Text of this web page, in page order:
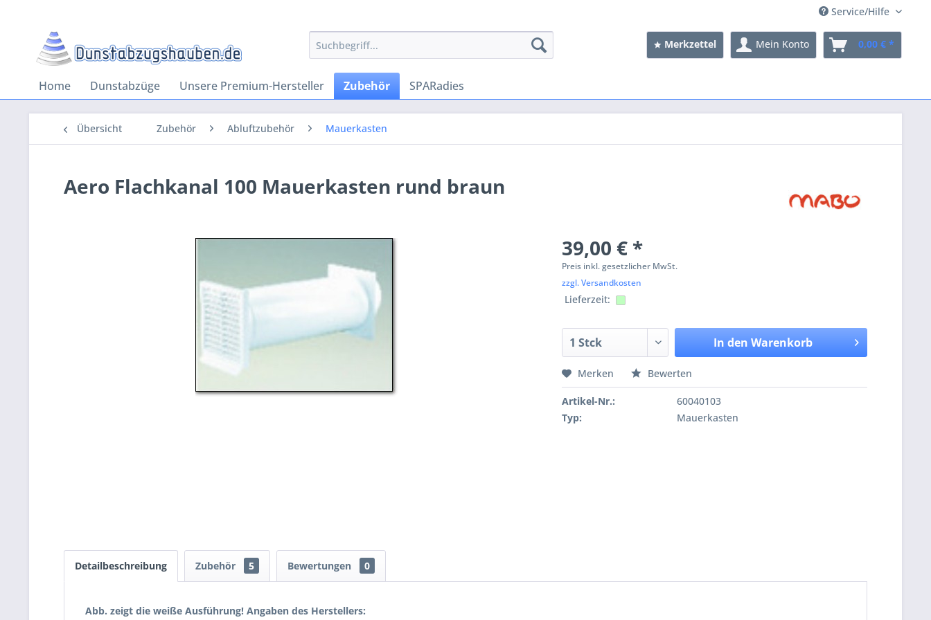
Service/Hilfe
Merkzettel Mein Konto 0,00 € *
Home Dunstabzüge Unsere Premium-Hersteller Zubehör SPARadies
Übersicht Zubehör Abluftzubehör Mauerkasten
Aero Flachkanal 100 Mauerkasten rund braun
39,00 € *
Preis inkl. gesetzlicher MwSt.
zzgl. Versandkosten
Lieferzeit:
In den Warenkorb
Merken Bewerten
Artikel-Nr.:
60040103
Typ:
Mauerkasten
Detailbeschreibung Zubehör 5 Bewertungen 0
Abb. zeigt die weiße Ausführung! Angaben des Herstellers: